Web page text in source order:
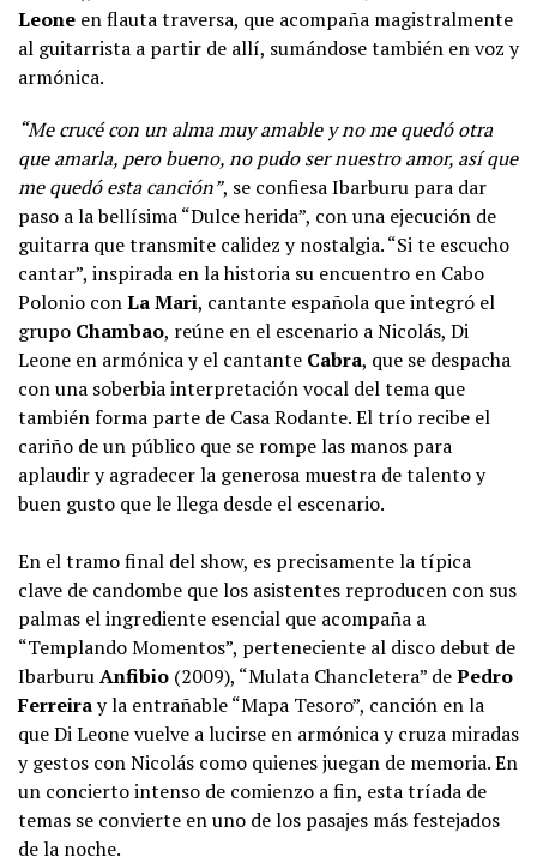
Leone en flauta traversa, que acompaña magistralmente
al guitarrista a partir de allí, sumándose también en voz y
armónica.
“Me crucé con un alma muy amable y no me quedó otra
que amarla, pero bueno, no pudo ser nuestro amor, así que
me quedó esta canción”, se confiesa Ibarburu para dar
paso a la bellísima “Dulce herida”, con una ejecución de
guitarra que transmite calidez y nostalgia. “Si te escucho
cantar”, inspirada en la historia su encuentro en Cabo
Polonio conLa Mari, cantante española que integró el
grupo Chambao, reúne en el escenario a Nicolás, Di
Leone en armónica y el cantante Cabra, que se despacha
con una soberbia interpretación vocal del tema que
también forma parte de Casa Rodante. El trío recibe el
cariño de un público que se rompe las manos para
aplaudir y agradecer la generosa muestra de talento y
buen gusto que le llega desde el escenario.
En el tramo final del show, es precisamente la típica
clave de candombe que los asistentes reproducen con sus
palmas el ingrediente esencial que acompaña a
“Templando Momentos”, perteneciente al disco debut de
IbarburuAnfibio (2009), “Mulata Chancletera” dePedro
Ferreiray la entrañable “Mapa Tesoro”, canción en la
que Di Leone vuelve a lucirse en armónica y cruza miradas
y gestos con Nicolás como quienes juegan de memoria. En
un concierto intenso de comienzo a fin, esta tríada de
temas se convierte en uno de los pasajes más festejados
de la noche.